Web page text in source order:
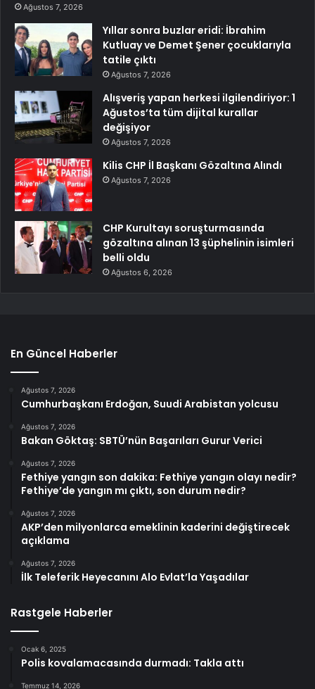
Ağustos 7, 2026
Yıllar sonra buzlar eridi: İbrahim
Kutluay ve Demet Şener çocuklarıyla
tatile çıktı
Ağustos 7, 2026
Alışveriş yapan herkesi ilgilendiriyor: 1
Ağustos’ta tüm dijital kurallar
değişiyor
Ağustos 7, 2026
Kilis CHP İl Başkanı Gözaltına Alındı
Ağustos 7, 2026
CHP Kurultayı soruşturmasında
gözaltına alınan 13 şüphelinin isimleri
belli oldu
Ağustos 6, 2026
En Güncel Haberler
Ağustos 7, 2026
Cumhurbaşkanı Erdoğan, Suudi Arabistan yolcusu
Ağustos 7, 2026
Bakan Göktaş: SBTÜ’nün Başarıları Gurur Verici
Ağustos 7, 2026
Fethiye yangın son dakika: Fethiye yangın olayı nedir?
Fethiye’de yangın mı çıktı, son durum nedir?
Ağustos 7, 2026
AKP’den milyonlarca emeklinin kaderini değiştirecek
açıklama
Ağustos 7, 2026
İlk Teleferik Heyecanını Alo Evlat’la Yaşadılar
Rastgele Haberler
Ocak 6, 2025
Polis kovalamacasında durmadı: Takla attı
Temmuz 14, 2026